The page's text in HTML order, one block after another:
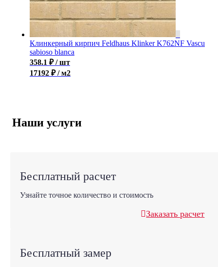
Клинкерный кирпич Feldhaus Klinker K762NF Vascu
sabioso blanca
358.1 ₽ / шт
17192 ₽ / м2
Наши услуги
Бесплатный расчет
Узнайте точное количество и стоимость
Заказать расчет
Бесплатный замер